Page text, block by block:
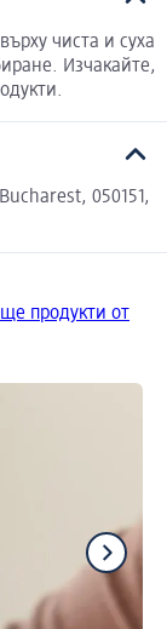
чиста и суха
Изчакайте,
050151,
продукти от